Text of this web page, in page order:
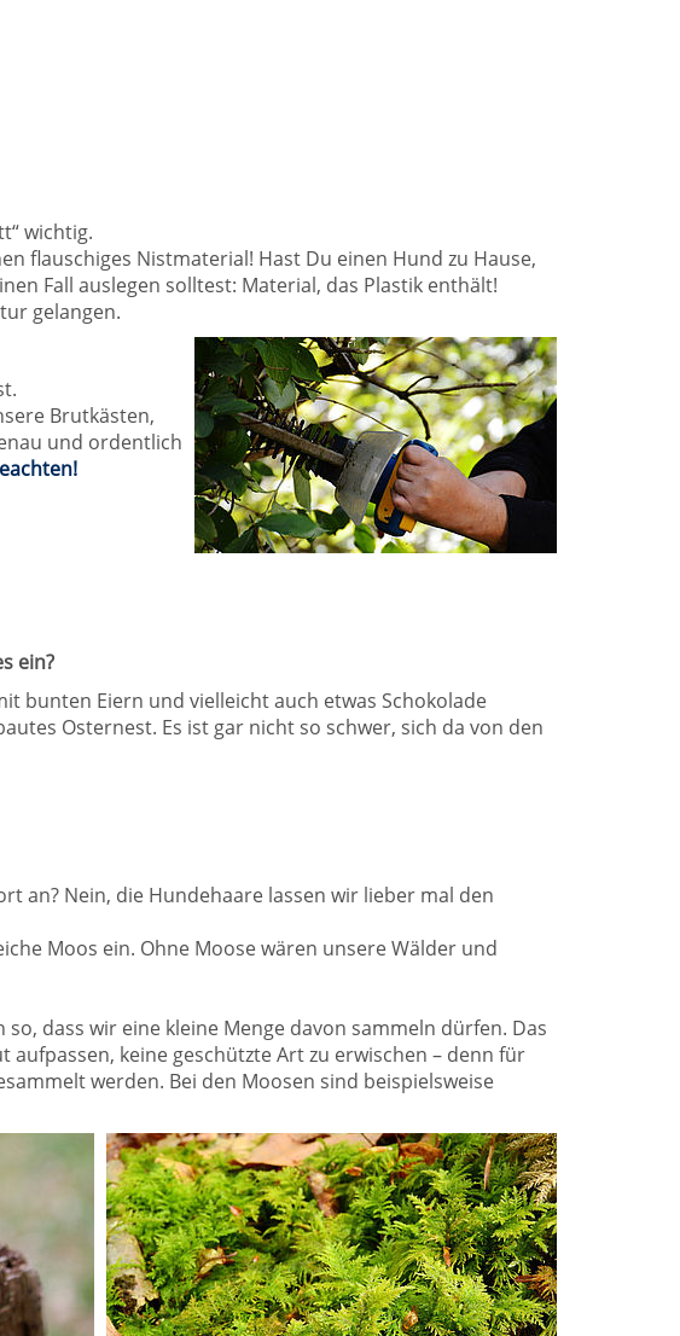
wichtig.
flauschiges Nistmaterial! Hast Du einen Hund zu Hause,
Fall auslegen solltest: Material, das Plastik enthält!
gelangen.
Brutkästen,
und ordentlich
ein?
bunten Eiern und vielleicht auch etwas Schokolade
Osternest. Es ist gar nicht so schwer, sich da von den
an? Nein, die Hundehaare lassen wir lieber mal den
Moos ein. Ohne Moose wären unsere Wälder und
dass wir eine kleine Menge davon sammeln dürfen. Das
keine geschützte Art zu erwischen – denn für
werden. Bei den Moosen sind beispielsweise